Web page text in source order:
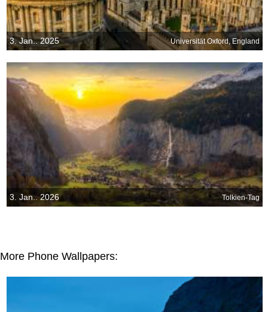
3. Jan.. 2025 Universität Oxford, England
3. Jan.. 2026 Tolkien-Tag
More Phone Wallpapers: